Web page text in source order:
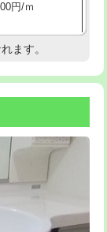
円
円
積
円
円
円
円
円
円/ｍ
査
円
円
ます。